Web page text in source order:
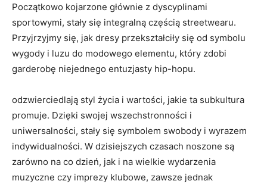
Początkowo kojarzone głównie z dyscyplinami⁣
sportowymi, stały się⁤ integralną⁤ częścią streetwearu.​
Przyjrzyjmy się,⁤ jak dresy przekształciły się od symbolu
wygody i luzu do ‍modowego elementu, który zdobi
garderobę niejednego entuzjasty hip-hopu.
odzwierciedlają styl życia i wartości, jakie ⁣ta subkultura
‍promuje. Dzięki swojej wszechstronności i
uniwersalności, stały się symbolem swobody i wyrazem
indywidualności. W dzisiejszych czasach noszone są
zarówno na co dzień, jak i na wielkie wydarzenia
muzyczne ⁣czy imprezy klubowe, zawsze jednak